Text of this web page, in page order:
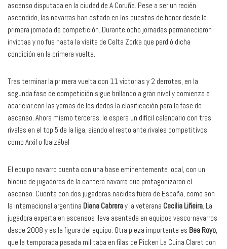
ascenso disputada en la ciudad de A Coruña. Pese a ser un recién
ascendido, las navarras han estado en los puestos de honor desde la
primera jornada de competición. Durante ocho jornadas permanecieron
invictas y no fue hasta la visita de Celta Zorka que perdió dicha
condición en la primera vuelta.
Tras terminar la primera vuelta con 11 victorias y 2 derrotas, en la
segunda fase de competición sigue brillando a gran nivel y comienza a
acariciar con las yemas de los dedos la clasificación para la fase de
ascenso. Ahora mismo terceras, le espera un difícil calendario con tres
rivales en el top 5 de la liga, siendo el resto ante rivales competitivos
como Arxil o Ibaizábal
El equipo navarro cuenta con una base eminentemente local, con un
bloque de jugadoras de la cantera navarra que protagonizaron el
ascenso. Cuenta con dos jugadoras nacidas fuera de España, como son
la internacional argentina Diana Cabreray la veterana Cecilia Liñeira. La
jugadora experta en ascensos lleva asentada en equipos vasco-navarros
desde 2008 y es la figura del equipo. Otra pieza importante es Bea Royo,
que la temporada pasada militaba en filas de Picken La Cuina Claret con